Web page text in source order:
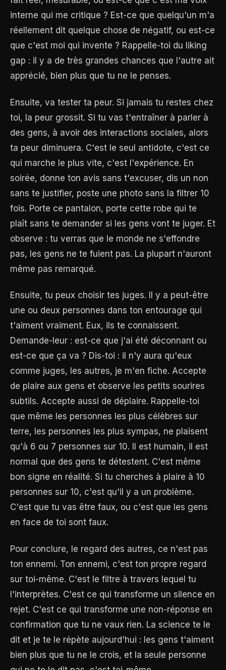
interne qui me critique ? Est-ce que quelqu'un m'a
réellement dit quelque chose de négatif, ou est-ce
que c'est moi qui invente ? Rappelle-toi du liking
gap : il y a de très grandes chances que l'autre ait
apprécié, bien plus que tu ne le penses.
Ensuite, va tester ta peur. Si jamais tu restes chez
toi, la peur grossit. Si tu vas t'entraîner à parler à
des gens, à avoir des interactions sociales, alors
ta peur diminuera. C'est le seul antidote, c'est ce
qui marche le plus vite, c'est l'expérience. En
soirée, donne ton avis sans t'excuser, dis un non
sans te justifier, poste une photo sans la filtrer 10
fois. Porte ce pantalon, porte cette robe qui te
plaît sans te demander si les gens vont te juger. Et
observe : tu verras que le monde ne s'effondre
pas, les gens ne te fuient pas. La plupart n'auront
même pas remarqué.
Ensuite, tu peux choisir tes juges. Il y a peut-être
une ou deux personnes dans ton entourage qui
t'aiment vraiment. Eux, ils te connaissent.
Demande-leur : est-ce que j'ai été déconnant ou
est-ce que ça va ? Dis-toi : il n'y aura qu'eux
comme juges, les autres, je m'en fiche. Accepte
de plaire aux gens et observe les petits sourires
subtils. Accepte aussi de déplaire. Rappelle-toi
que même les personnes les plus célèbres sur
terre, les personnes les plus sympas, ne plaisent
qu'à 6 ou 7 personnes sur 10. Il est humain, il est
normal que des gens te détestent. C'est même
bon signe en réalité. Si tu cherches à plaire à 10
personnes sur 10, c'est qu'il y a un problème.
C'est que tu vas être faux, ou c'est que les gens
en face de toi sont faux.
Pour conclure, le regard des autres, ce n'est pas
ton ennemi. Ton ennemi, c'est ton propre regard
sur toi-même. C'est le filtre à travers lequel tu
l'interprètes. C'est ce qui transforme un silence en
rejet. C'est ce qui transforme une non-réponse en
confirmation que tu ne vaux rien. La science te le
dit et je te le répète aujourd'hui : les gens t'aiment
bien plus que tu ne le crois, et la seule personne